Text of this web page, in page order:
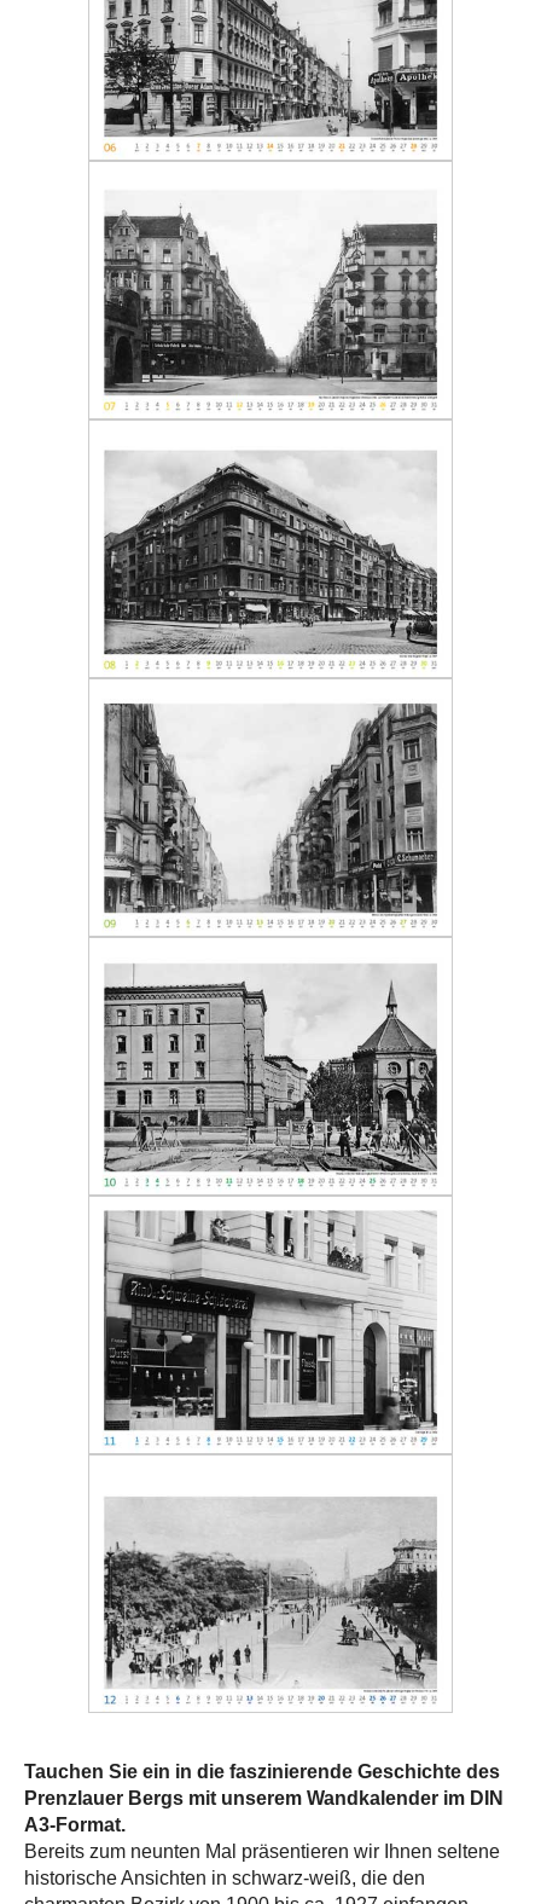
Tauchen Sie ein in die faszinierende Geschichte des
Prenzlauer Bergs mit unserem Wandkalender im DIN
A3-Format.
Bereits zum neunten Mal präsentieren wir Ihnen seltene
historische Ansichten in schwarz-weiß, die den